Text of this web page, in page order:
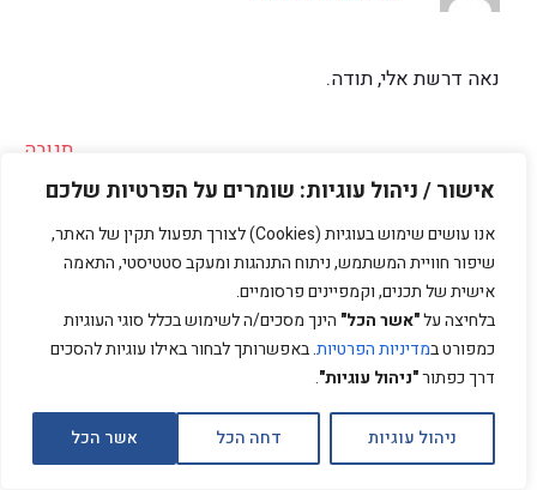
אישור / ניהול עוגיות: שומרים על הפרטיות שלכם
אנו עושים שימוש בעוגיות (Cookies) לצורך תפעול תקין של האתר,
שיפור חוויית המשתמש, ניתוח התנהגות ומעקב סטטיסטי, התאמה
אישית של תכנים, וקמפיינים פרסומיים.
בלחיצה על"אשר הכל" הינך מסכים/ה לשימוש בכלל סוגי העוגיות
כמפורט במדיניות הפרטיות. באפשרותך לבחור באילו עוגיות להסכים
דרך כפתור"ניהול עוגיות".
ניהול עוגיות דחה הכל אשר הכל
נאה דרשת אלי, תודה.
תגובה
כתיבת תגובה
האימייל לא יוצג באתר. שדות החובה מסומנים
לקבלת עדכונים